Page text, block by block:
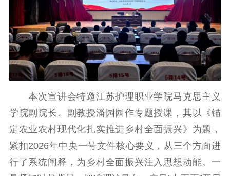
记者之家
品牌栏目
文化文艺
精品生产 文化惠民
文化传承
文化交流
体制改革
文化产业
精神文明
文明创建 文明实践
文明培育
先进典型
本次宣讲会特邀江苏护理职业学院马克思主义
学院副院长、副教授潘园园作专题授课，其以《锚
定农业农村现代化扎实推进乡村全面振兴》为题，
紧扣2026年中央一号文件核心要义，从三个方面进
行了系统阐释，为乡村全面振兴注入思想动能。一